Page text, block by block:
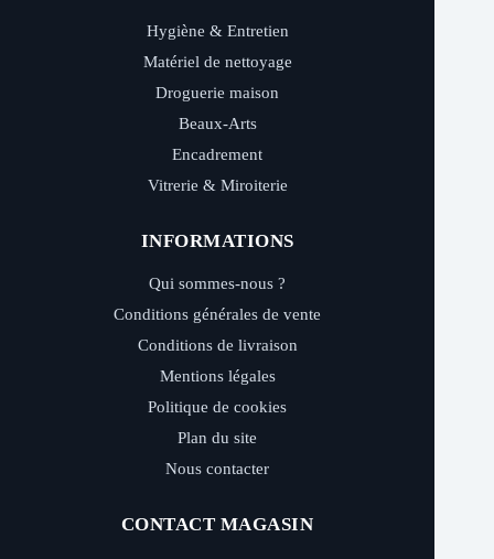
Hygiène & Entretien
Matériel de nettoyage
Droguerie maison
Beaux-Arts
Encadrement
Vitrerie & Miroiterie
INFORMATIONS
Qui sommes-nous ?
Conditions générales de vente
Conditions de livraison
Mentions légales
Politique de cookies
Plan du site
Nous contacter
CONTACT MAGASIN